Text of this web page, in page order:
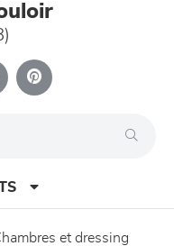
chambres et dressing